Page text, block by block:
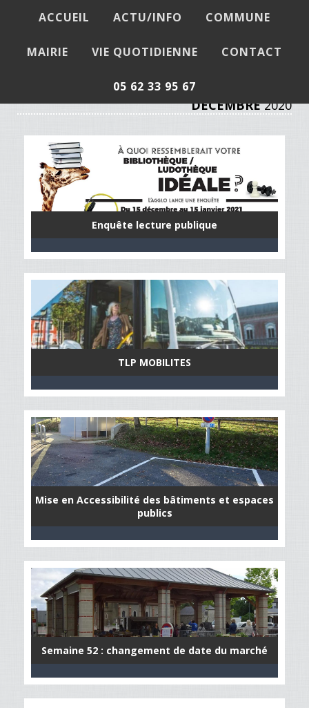
ACCUEIL ACTU/INFO COMMUNE
MAIRIE VIE QUOTIDIENNE CONTACT
05 62 33 95 67
Actualités / Infos
DÉCEMBRE2020
Enquête lecture publique
TLP MOBILITES
Mise en Accessibilité des bâtiments et espaces
publics
Semaine 52 : changement de date du marché